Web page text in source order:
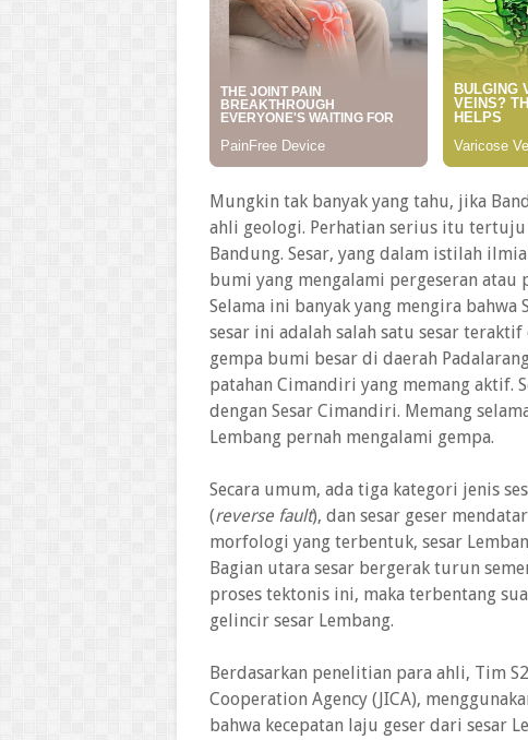
Mungkin tak banyak yang tahu, jika
ahli geologi. Perhatian serius itu tertuju
Bandung. Sesar, yang dalam istilah
bumi yang mengalami pergeseran atau
Selama ini banyak yang mengira bahwa
sesar ini adalah salah satu sesar
gempa bumi besar di daerah
patahan Cimandiri yang memang aktif.
dengan Sesar Cimandiri. Memang
Lembang pernah mengalami gempa.
Secara umum, ada tiga kategori jenis
(reverse fault), dan sesar geser
morfologi yang terbentuk, sesar
Bagian utara sesar bergerak turun
proses tektonis ini, maka terbentang
gelincir sesar Lembang.
Berdasarkan penelitian para ahli, Tim
Cooperation Agency (JICA),
bahwa kecepatan laju geser dari sesar